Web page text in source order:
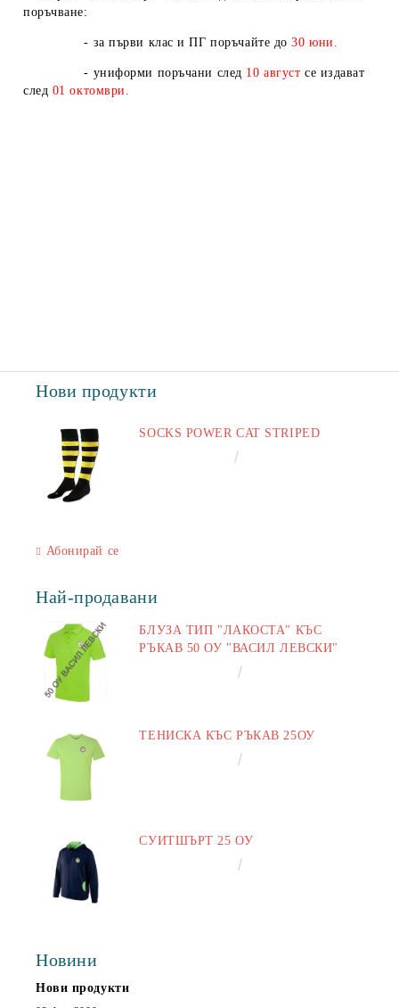
поръчване:
- за първи клас и ПГ поръчайте до30 юни.
- униформи поръчани след 10 август се издават
след 01 октомври.
Нови продукти
SOCKS POWER CAT STRIPED
Абонирай се
Най-продавани
БЛУЗА ТИП "ЛАКОСТА" КЪС
РЪКАВ 50 ОУ "ВАСИЛ ЛЕВСКИ"
ТЕНИСКА КЪС РЪКАВ 25ОУ
СУИТШЪРТ 25 ОУ
Новини
Нови продукти